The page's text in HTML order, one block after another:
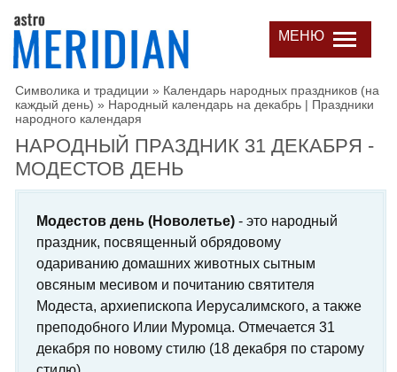
МЕНЮ
Символика и традиции » Календарь народных праздников (на
каждый день) » Народный календарь на декабрь | Праздники
народного календаря
НАРОДНЫЙ ПРАЗДНИК 31 ДЕКАБРЯ -
МОДЕСТОВ ДЕНЬ
Модестов день (Новолетье) - это народный
праздник, посвященный обрядовому
одариванию домашних животных сытным
овсяным месивом и почитанию святителя
Модеста, архиепископа Иерусалимского, а также
преподобного Илии Муромца. Отмечается 31
декабря по новому стилю (18 декабря по старому